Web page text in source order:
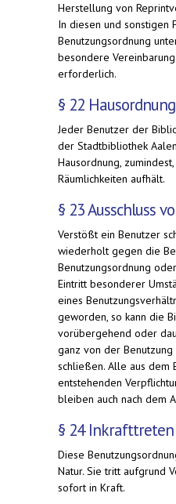
Herstellung von
In diesen und sonstigen
Benutzungsordnung
besondere
erforderlich.
§ 22 Hausordnung
Jeder Benutzer der
der Stadtbibliothek
Hausordnung,
Räumlichkeiten aufhält.
§ 23 Ausschluss
Verstößt ein Benutzer
wiederholt gegen die
Benutzungsordnung
Eintritt besonderer
eines
geworden, so kann die
vorübergehend oder
ganz von der
schließen. Alle aus dem
entstehenden
bleiben auch nach dem
§ 24 Inkrafttreten
Diese
Natur. Sie tritt aufgrund
sofort in Kraft.